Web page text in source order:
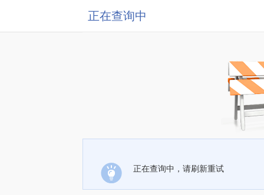
正在查询中
正在查询中，请刷新重试